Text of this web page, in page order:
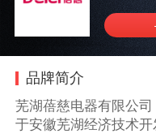
品牌简介
芜湖蓓慈电器有限公
于安徽芜湖经济技术